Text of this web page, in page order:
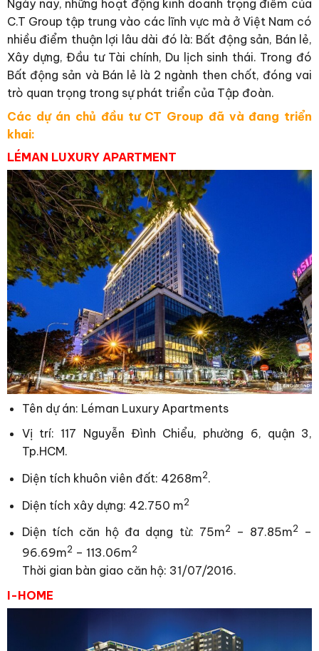
Ngày nay, những hoạt động kinh doanh trọng điểm của
C.T Group tập trung vào các lĩnh vực mà ở Việt Nam có
nhiều điểm thuận lợi lâu dài đó là: Bất động sản, Bán lẻ,
Xây dựng, Đầu tư Tài chính, Du lịch sinh thái. Trong đó
Bất động sản và Bán lẻ là 2 ngành then chốt, đóng vai
trò quan trọng trong sự phát triển của Tập đoàn.
Các dự án chủ đầu tư CT Group đã và đang triển
khai:
LÉMAN LUXURY APARTMENT
Tên dự án: Léman Luxury Apartments
Vị trí: 117 Nguyễn Đình Chiểu, phường 6, quận 3,
Tp.HCM.
Diện tích khuôn viên đất: 4268m2.
Diện tích xây dựng: 42.750 m2
Diện tích căn hộ đa dạng từ: 75m2 – 87.85m2
–
96.69m2 – 113.06m2
Thời gian bàn giao căn hộ: 31/07/2016.
I-HOME